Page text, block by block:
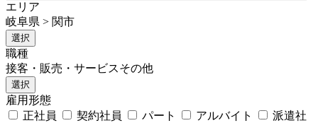
エリア
岐阜県 > 関市
選択
職種
接客・販売・サービスその他
選択
雇用形態
正社員
契約社員 パート アルバイト
派遣社